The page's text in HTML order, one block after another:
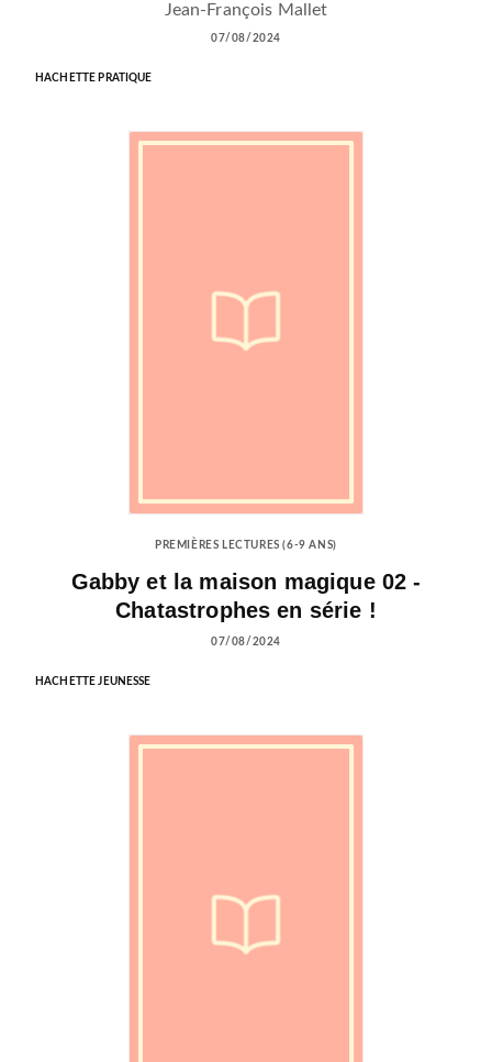
Jean-François Mallet
07/08/2024
HACHETTE PRATIQUE
PREMIÈRES LECTURES (6-9 ANS)
Gabby et la maison magique 02 -
Chatastrophes en série !
07/08/2024
HACHETTE JEUNESSE